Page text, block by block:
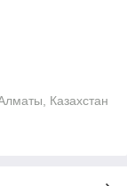
Казахстан